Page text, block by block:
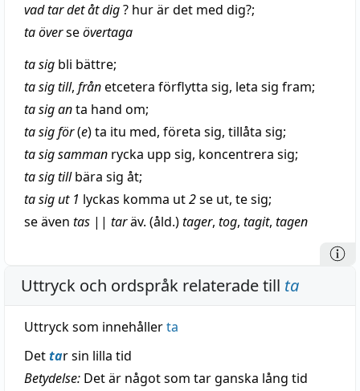
vad tar det åt dig? hur är det med dig?;
ta överseövertaga
ta sig bli bättre;
ta sig till, frånetcetera förflytta sig, leta sig fram;
ta siganta hand om;
ta sig för(e) ta itu med, företa sig, tillåta sig;
ta sig samman rycka upp sig, koncentrera sig;
ta sig till bära sig åt;
ta sig ut 1 lyckas komma ut2se ut, tesig;
se även tas || taräv. (åld.)tager, tog, tagit, tagen
Uttryck och ordspråk relaterade till ta
Uttryck som innehållerta
Dettar sin lilla tid
Betydelse: Det är något som tar ganska lång tid